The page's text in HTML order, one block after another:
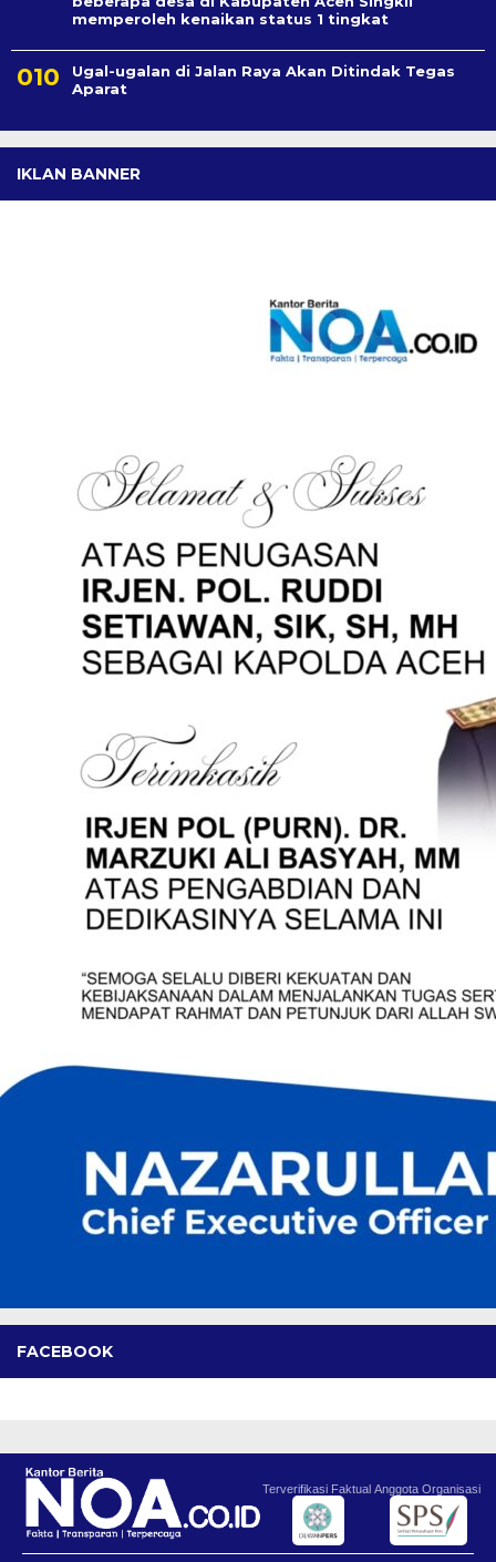
memperoleh kenaikan status 1 tingkat
Ugal-ugalan di Jalan Raya Akan Ditindak Tegas
Aparat
IKLAN BANNER
FACEBOOK
Terverifikasi Faktual Anggota Organisasi